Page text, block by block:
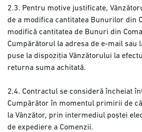
2.3. Pentru motive justificate,
de a modifica cantitatea Bunurilor din
modifică cantitatea de Bunuri din
Cumpărătorul la adresa de e-mail sau
puse la dispoziția Vânzătorului la
returna suma achitată.
2.4. Contractul se consideră încheiat
Cumpărător în momentul primirii de
la Vânzător, prin intermediul poștei
de expediere a Comenzii.